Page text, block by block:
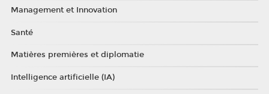
Management et Innovation
Santé
Matières premières et diplomatie
Intelligence artificielle (IA)